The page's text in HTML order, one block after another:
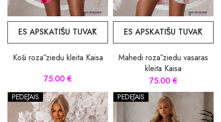
ES APSKATĪŠU TUVĀK
Koši rozā ziedu kleita Kaisa
75.00 €
ES APSKATĪŠU TUVĀK
Mahedi rozā ziedu vasaras
kleita Kaisa
75.00 €
PĒDĒJAIS PĒDĒJAIS